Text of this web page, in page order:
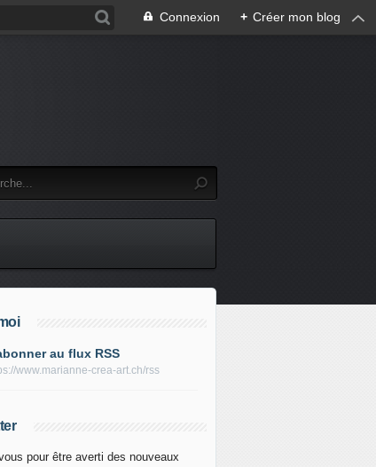
Connexion + Créer mon blog
au flux RSS
www.marianne-crea-art.ch/rss
pour être averti des nouveaux